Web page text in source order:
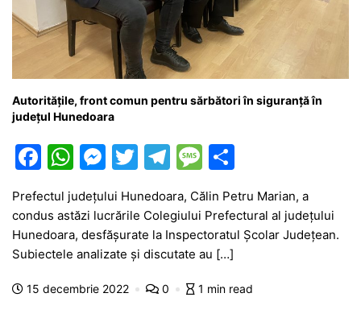
Autoritățile, front comun pentru sărbători în siguranță în
județul Hunedoara
F
c
e
b
o
W
at
s
A
p
M
e
s
s
e
n
T
itt
er
T
e
gr
a
m
M
e
s
s
a
g
ta
je
z
Prefectul județului Hunedoara, Călin Petru Marian, a
condus astăzi lucrările Colegiului Prefectural al județului
Hunedoara, desfășurate la Inspectoratul Școlar Județean.
Subiectele analizate și discutate au […]
15 decembrie 2022 0 1 min read